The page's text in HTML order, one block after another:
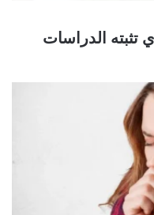
تثبته الدراسات